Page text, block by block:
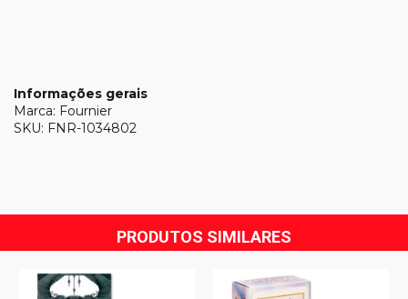
Informações gerais
Marca: Fournier
SKU: FNR-1034802
PRODUTOS SIMILARES